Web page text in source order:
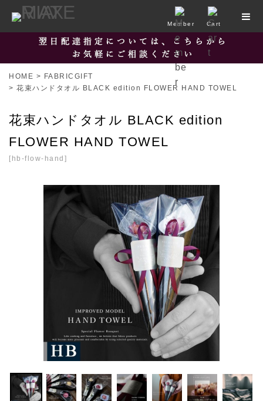
Member Cart
HOME > FABRICGIFT
> 花束ハンドタオル BLACK edition FLOWER HAND TOWEL
花束ハンドタオル BLACK edition
FLOWER HAND TOWEL
[ hb-flow-hand ]